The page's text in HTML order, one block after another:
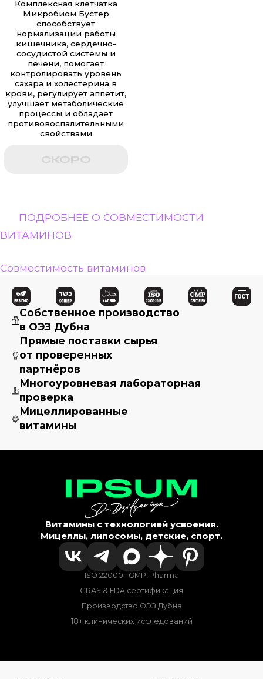
Комплексная клетчатка
Микробиом Бустер
способствует
нормализации работы
кишечника, сердечно-
сосудистой системы и
печени, помогает
контролировать уровень
сахара и холестерина в
крови, регулирует аппетит,
улучшает метаболические
процессы и обладает
противовоспалительными
свойствами
СКОРО
ПОДРОБНЕЕ О СОВМЕСТИМОСТИ
ВИТАМИНОВ
Совместимость витаминов
Собственное производство
в ОЭЗ Дубна
Прямые поставки сырья
от проверенных
партнёров
Многоуровневая лабораторная
проверка
Мицеллированные
витамины
Витамины с технологией усвоения.
Мицеллы, липосомы, детские, спорт.
ISO 22000 · GMP-Pharma
GRAS & FDA сертификация
Производство ОЭЗ Дубна
18+ клинических исследований